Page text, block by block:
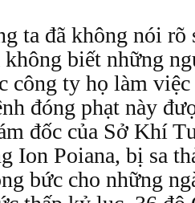
ta đã không nói rõ
không biết những
công ty họ làm
đóng phạt này
đốc của Sở Khí
Ion Poiana, bị sa
bức cho những